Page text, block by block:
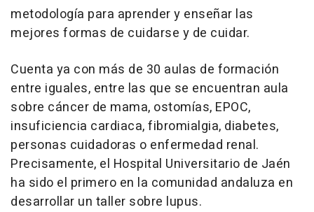
metodología para aprender y enseñar las
mejores formas de cuidarse y de cuidar.
Cuenta ya con más de 30 aulas de formación
entre iguales, entre las que se encuentran aula
sobre cáncer de mama, ostomías, EPOC,
insuficiencia cardiaca, fibromialgia, diabetes,
personas cuidadoras o enfermedad renal.
Precisamente, el Hospital Universitario de Jaén
ha sido el primero en la comunidad andaluza en
desarrollar un taller sobre lupus.